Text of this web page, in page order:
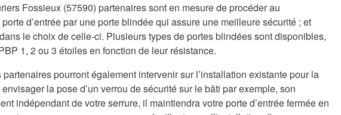
Fossieux (57590) partenaires sont en mesure de procéder au
d’entrée par une porte blindée qui assure une meilleure sécurité ; et
le choix de celle-ci. Plusieurs types de portes blindées sont disponibles,
1, 2 ou 3 étoiles en fonction de leur résistance.
pourront également intervenir sur l’installation existante pour la
la pose d’un verrou de sécurité sur le bâti par exemple, son
indépendant de votre serrure, il maintiendra votre porte d’entrée fermée en